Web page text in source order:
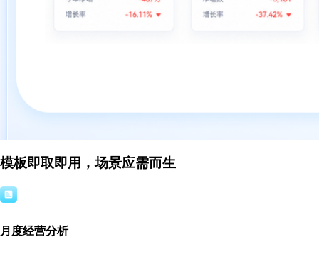
模板即取即用，场景应需而生
月度经营分析